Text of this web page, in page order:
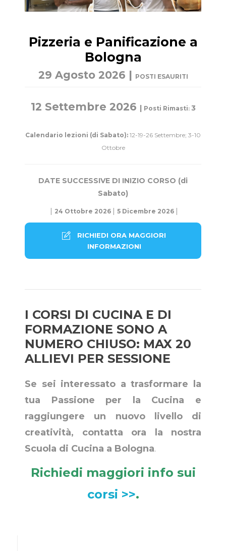
Pizzeria e Panificazione a
Bologna
29 Agosto 2026 | POSTI ESAURITI
12 Settembre 2026 | Posti Rimasti: 3
Calendario lezioni (di Sabato): 12-19-26 Settembre; 3-10
Ottobre
DATE SUCCESSIVE DI INIZIO CORSO (di
Sabato)
| 24 Ottobre 2026 | 5 Dicembre 2026 |
RICHIEDI ORA MAGGIORI
INFORMAZIONI
I CORSI DI CUCINA E DI
FORMAZIONE SONO A
NUMERO CHIUSO: MAX 20
ALLIEVI PER SESSIONE
Se sei interessato a trasformare la
tua Passione per la Cucina e
raggiungere un nuovo livello di
creatività, contatta ora la nostra
Scuola di Cucina a Bologna.
Richiedi maggiori info sui
corsi >>.